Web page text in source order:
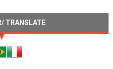
TRANSLATE